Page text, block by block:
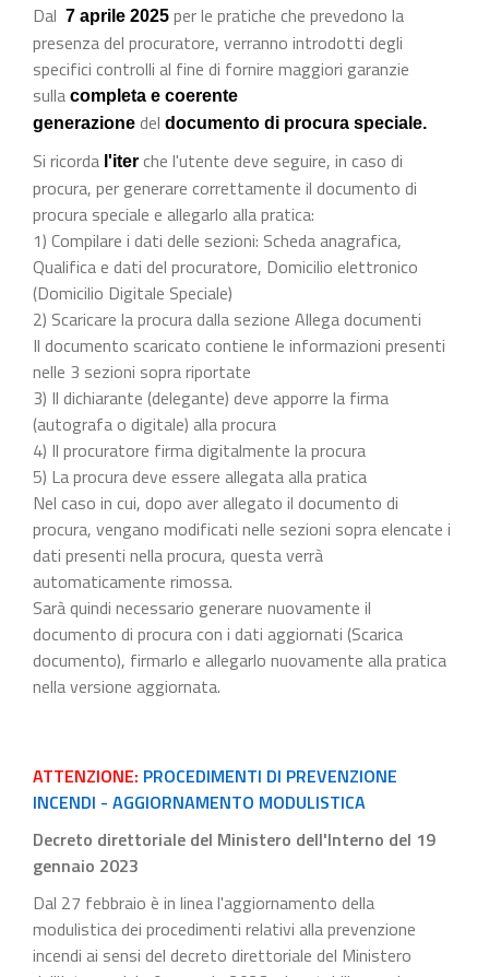
Dal 7 aprile 2025 per le pratiche che prevedono la
presenza del procuratore, verranno introdotti degli
specifici controlli al fine di fornire maggiori garanzie
sulla completa e coerente
generazione del documento di procura speciale.
Si ricorda l'iter che l'utente deve seguire, in caso di
procura, per generare correttamente il documento di
procura speciale e allegarlo alla pratica:
1) Compilare i dati delle sezioni: Scheda anagrafica,
Qualifica e dati del procuratore, Domicilio elettronico
(Domicilio Digitale Speciale)
2) Scaricare la procura dalla sezione Allega documenti
Il documento scaricato contiene le informazioni presenti
nelle 3 sezioni sopra riportate
3) Il dichiarante (delegante) deve apporre la firma
(autografa o digitale) alla procura
4) Il procuratore firma digitalmente la procura
5) La procura deve essere allegata alla pratica
Nel caso in cui, dopo aver allegato il documento di
procura, vengano modificati nelle sezioni sopra elencate i
dati presenti nella procura, questa verrà
automaticamente rimossa.
Sarà quindi necessario generare nuovamente il
documento di procura con i dati aggiornati (Scarica
documento), firmarlo e allegarlo nuovamente alla pratica
nella versione aggiornata.
ATTENZIONE: PROCEDIMENTI DI PREVENZIONE
INCENDI - AGGIORNAMENTO MODULISTICA
Decreto direttoriale del Ministero dell'Interno del 19
gennaio 2023
Dal 27 febbraio è in linea l'aggiornamento della
modulistica dei procedimenti relativi alla prevenzione
incendi ai sensi del decreto direttoriale del Ministero